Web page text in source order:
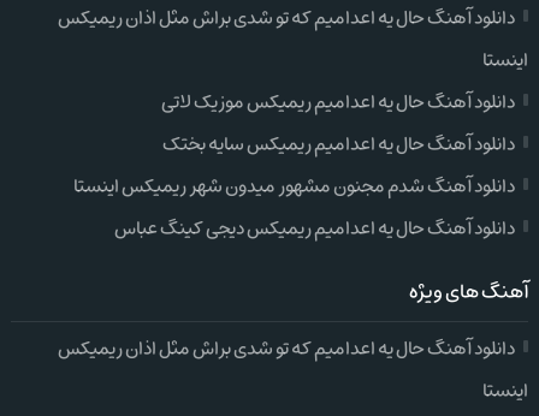
دانلود آهنگ حال یه اعدامیم که تو شدی براش مثل اذان ریمیکس
اینستا
دانلود آهنگ حال یه اعدامیم ریمیکس موزیک لاتی
دانلود آهنگ حال یه اعدامیم ریمیکس سایه بختک
دانلود آهنگ شدم مجنون مشهور میدون شهر ریمیکس اینستا
دانلود آهنگ حال یه اعدامیم ریمیکس دیجی کینگ عباس
آهنگ های ویژه
دانلود آهنگ حال یه اعدامیم که تو شدی براش مثل اذان ریمیکس
اینستا